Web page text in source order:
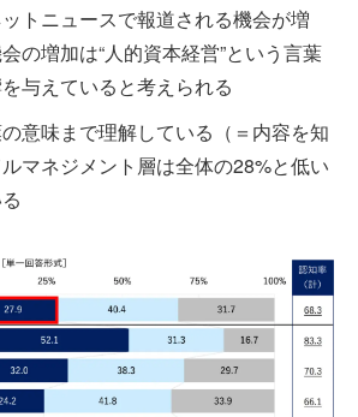
トニュースで報道される機会が増
の増加は“人的資本経営”という言葉
与えていると考えられる
意味まで理解している（＝内容を知
マネジメント層は全体の28%と低い